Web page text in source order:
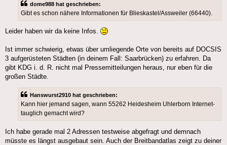
dome988 hat geschrieben:
Gibt es schon nähere Informationen für Blieskastel/Assweiler (66440).
Leider haben wir da keine Infos.
Ist immer schwierig, etwas über umliegende Orte von bereits auf DOCSIS
3 aufgerüsteten Städten (in deinem Fall: Saarbrücken) zu erfahren. Da
gibt KDG i. d. R. nicht mal Pressemitteilungen heraus, nur eben für die
großen Städte.
Hanswurst2910 hat geschrieben:
Kann hier jemand sagen, wann 55262 Heidesheim Uhlerborn Internet-
tauglich gemacht wird?
Ich habe gerade mal 2 Adressen testweise abgefragt und demnach
müsste es längst ausgebaut sein. Auch der Breitbandatlas zeigt zu deiner